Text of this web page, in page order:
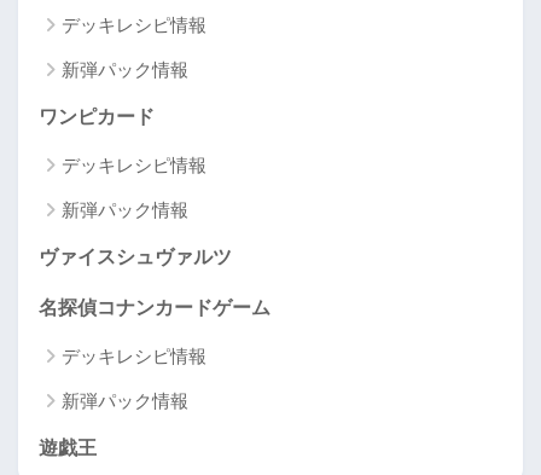
デッキレシピ情報
新弾パック情報
ワンピカード
デッキレシピ情報
新弾パック情報
ヴァイスシュヴァルツ
名探偵コナンカードゲーム
デッキレシピ情報
新弾パック情報
遊戯王